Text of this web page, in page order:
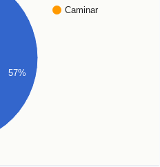
Caminar
57%